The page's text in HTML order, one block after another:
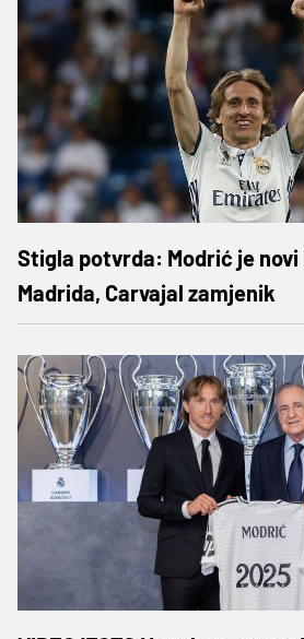
Stigla potvrda: Modrić je novi
Madrida, Carvajal zamjenik